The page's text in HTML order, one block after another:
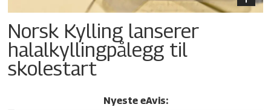
Norsk Kylling lanserer
halalkylling­pålegg til
skolestart
Nyeste eAvis: